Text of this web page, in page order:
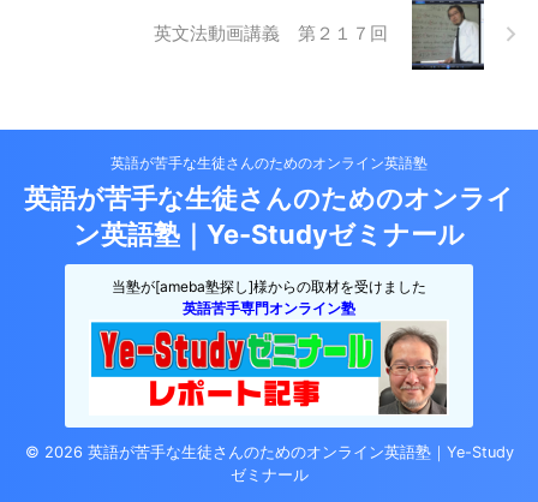
英文法動画講義 第２１７回
英語が苦手な生徒さんのためのオンライン英語塾
英語が苦手な生徒さんのためのオンライ
ン英語塾｜Ye-Studyゼミナール
当塾が[ameba塾探し]様からの取材を受けました
英語苦手専門オンライン塾
© 2026 英語が苦手な生徒さんのためのオンライン英語塾｜Ye-Study
ゼミナール